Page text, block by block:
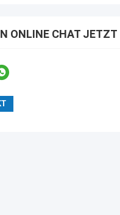
ONLINE CHAT JETZT